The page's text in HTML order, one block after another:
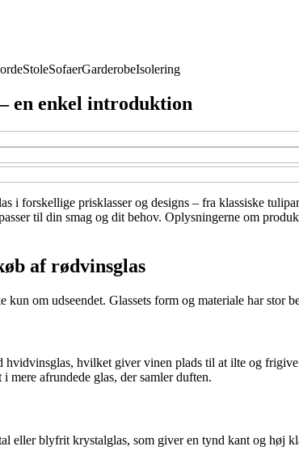
StoleSofaerGarderobeIsolering
en enkel introduktion
i forskellige prisklasser og designs – fra klassiske
til din smag og dit behov. Oplysningerne om
af rødvinsglas
om udseendet. Glassets form og materiale har
hvilket giver vinen plads til at ilte og
mere afrundede glas, der samler duften.
eller blyfrit krystalglas, som giver en tynd kant og